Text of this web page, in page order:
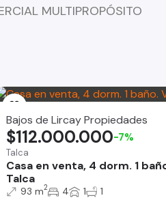
MULTIPROPÓSITO
Bajos de Lircay Propiedades
Talca
Casa en venta, 4 dorm. 1
Talca
$112.000.000-7%
93 m2 4 1 1